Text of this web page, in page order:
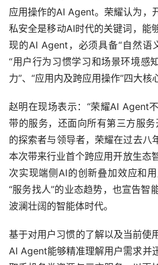
应用操作的AI Agent。荣耀认为，
私安全是移动AI时代的关键词，能
现的AI Agent，必须具备“自然语
“用户行为习惯学习和场景环境感
力”、“应用内及跨应用操作”四大核
赵明在现场表示：“荣耀AI Agent
带的服务，还面向所有第三方服
的探索者与领导者，荣耀在过去八
本次带来行业首个跨应用开放生态
次实现端侧AI的创新叠加效应和
“服务找人”的业态趋势，也宣告智
波澜壮阔的智能体时代。
基于对用户习惯的了解以及当前使
AI Agent能够精准理解用户需求并